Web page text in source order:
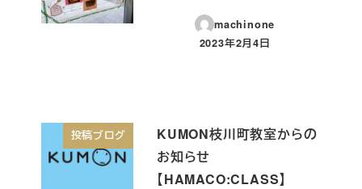
machinone
投稿日
2023年2月4日
投稿ブログ
KUMON枝川町教室からの
お知らせ
【HAMACO:CLASS】